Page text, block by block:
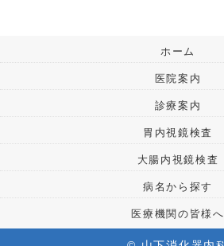
ホーム
医院案内
診療案内
胃内視鏡検査
大腸内視鏡検査
病名から探す
医療機関の皆様へ